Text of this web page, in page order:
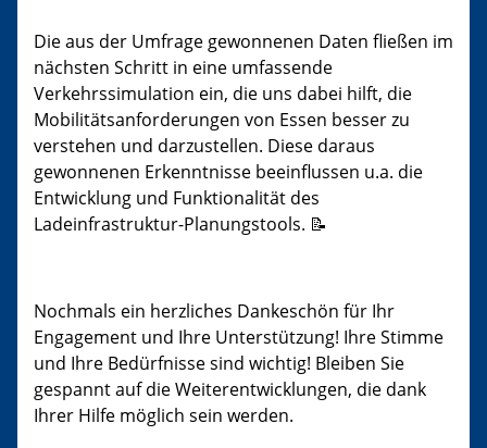
Die aus der Umfrage gewonnenen Daten fließen im
nächsten Schritt in eine umfassende
Verkehrssimulation ein, die uns dabei hilft, die
Mobilitätsanforderungen von Essen besser zu
verstehen und darzustellen. Diese daraus
gewonnenen Erkenntnisse beeinflussen u.a. die
Entwicklung und Funktionalität des
Ladeinfrastruktur-Planungstools. 📝
Nochmals ein herzliches Dankeschön für Ihr
Engagement und Ihre Unterstützung! Ihre Stimme
und Ihre Bedürfnisse sind wichtig! Bleiben Sie
gespannt auf die Weiterentwicklungen, die dank
Ihrer Hilfe möglich sein werden.